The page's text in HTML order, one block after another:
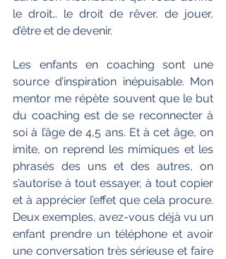
le droit… le droit de rêver, de jouer,
d’être et de devenir.
Les enfants en coaching sont une
source d’inspiration inépuisable. Mon
mentor me répète souvent que le but
du coaching est de se reconnecter à
soi à l’âge de 4,5 ans. Et à cet âge, on
imite, on reprend les mimiques et les
phrasés des uns et des autres, on
s’autorise à tout essayer, à tout copier
et à apprécier l’effet que cela procure.
Deux exemples, avez-vous déjà vu un
enfant prendre un téléphone et avoir
une conversation très sérieuse et faire